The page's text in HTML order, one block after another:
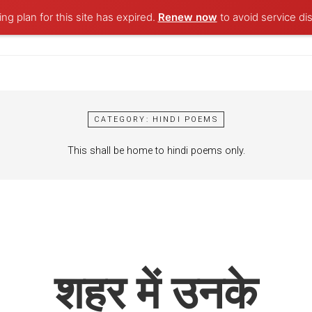
plan for this site has expired. Renew now to avoid service
CATEGORY: HINDI POEMS
This shall be home to hindi poems only.
शहर में उनके